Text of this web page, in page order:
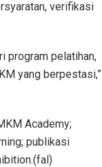
verifikasi
program pelatihan,
yang berpestasi,”
Academy;
publikasi